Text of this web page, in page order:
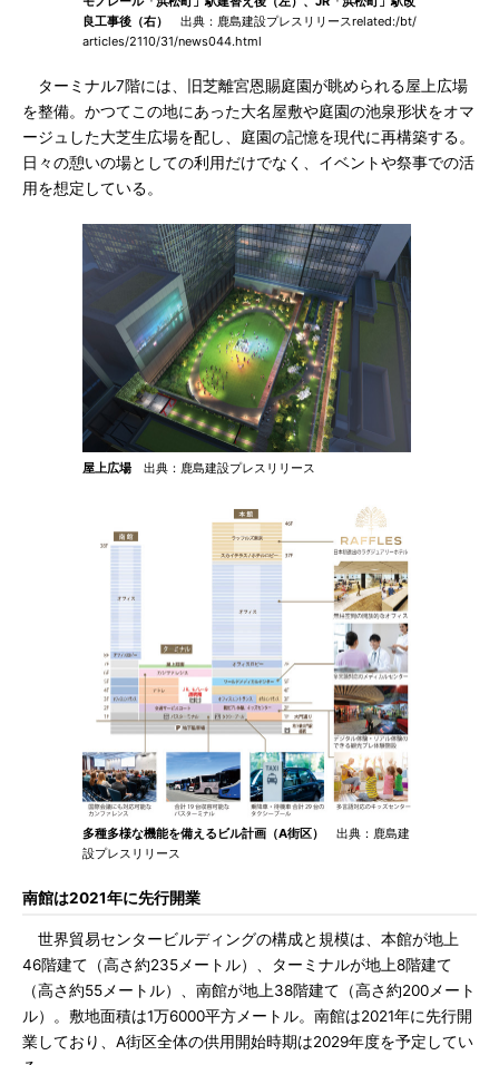
良工事後（右）
出典：鹿島建設プレスリリースrelated:/bt/
articles/2110/31/news044.html
ターミナル7階には、旧芝離宮恩賜庭園が眺められる屋上広場
を整備。かつてこの地にあった大名屋敷や庭園の池泉形状をオマ
ージュした大芝生広場を配し、庭園の記憶を現代に再構築する。
日々の憩いの場としての利用だけでなく、イベントや祭事での活
用を想定している。
屋上広場 出典：鹿島建設プレスリリース
多種多様な機能を備えるビル計画（A街区）
出典：鹿島建
設プレスリリース
南館は2021年に先行開業
世界貿易センタービルディングの構成と規模は、本館が地上
46階建て（高さ約235メートル）、ターミナルが地上8階建て
（高さ約55メートル）、南館が地上38階建て（高さ約200メート
ル）。敷地面積は1万6000平方メートル。南館は2021年に先行開
業しており、A街区全体の供用開始時期は2029年度を予定してい